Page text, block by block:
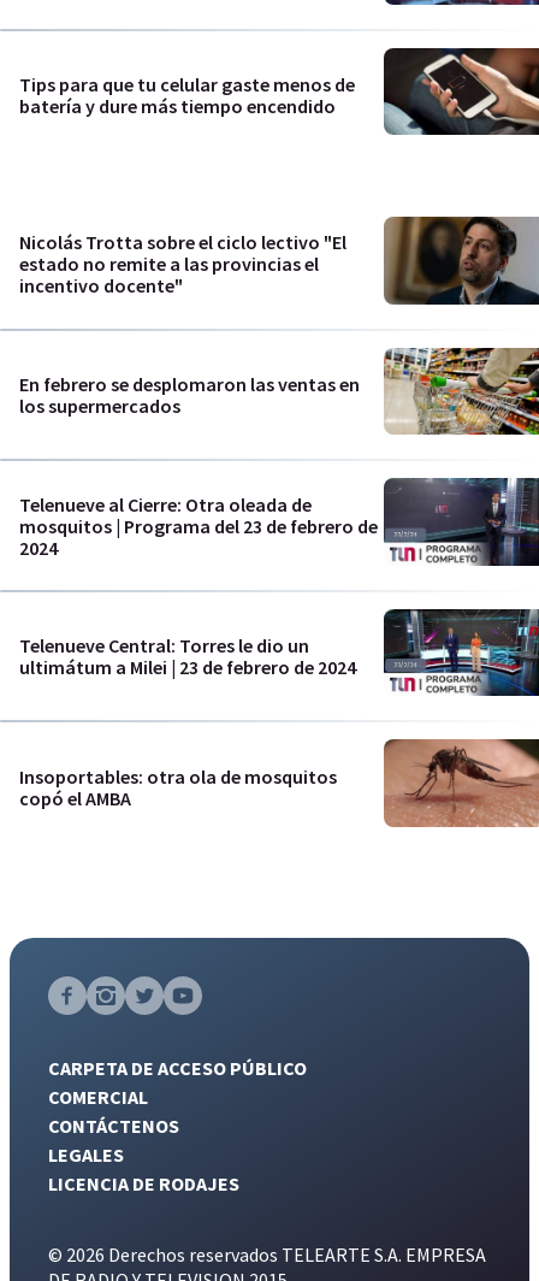
Tips para que tu celular gaste menos de
batería y dure más tiempo encendido
Nicolás Trotta sobre el ciclo lectivo "El
estado no remite a las provincias el
incentivo docente"
En febrero se desplomaron las ventas en
los supermercados
Telenueve al Cierre: Otra oleada de
mosquitos | Programa del 23 de febrero de
2024
Telenueve Central: Torres le dio un
ultimátum a Milei | 23 de febrero de 2024
Insoportables: otra ola de mosquitos
copó el AMBA
CARPETA DE ACCESO PÚBLICO
COMERCIAL
CONTÁCTENOS
LEGALES
LICENCIA DE RODAJES
© 2026 Derechos reservados TELEARTE S.A. EMPRESA